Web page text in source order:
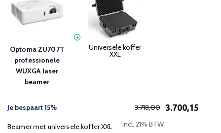
Optoma ZU707T
professionele
WUXGA laser
beamer
Universele koffer
XXL
Je bespaart 15% 3.718,00 3.700,15
Beamer met universele koffer XXL Incl. 21% BTW